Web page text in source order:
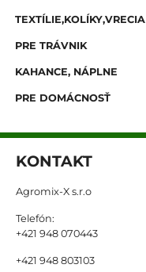
TEXTÍLIE,KOLÍKY,VRECIA
PRE TRÁVNIK
KAHANCE, NÁPLNE
PRE DOMÁCNOSŤ
KONTAKT
Agromix-X s.r.o
Telefón:
+421 948 070443
+421 948 803103